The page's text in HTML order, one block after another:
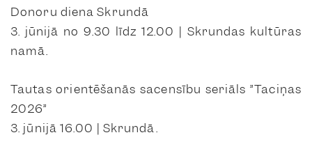
Donoru diena Skrundā
3. jūnijā no 9.30 līdz 12.00 | Skrundas kultūras
namā.
Tautas orientēšanās sacensību seriāls ”Taciņas
2026”
3. jūnijā 16.00 | Skrundā.